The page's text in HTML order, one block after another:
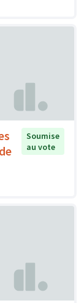
Soumise
au vote